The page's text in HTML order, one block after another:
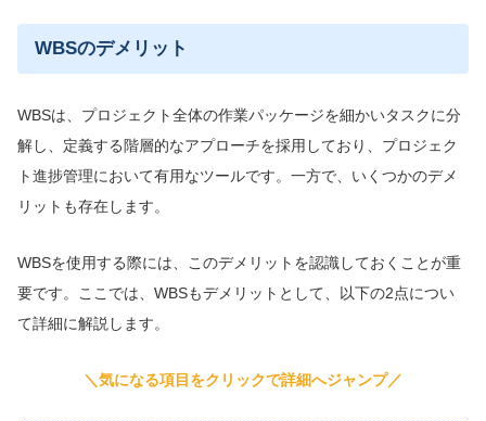
WBSのデメリット
WBSは、プロジェクト全体の作業パッケージを細かいタスクに分
解し、定義する階層的なアプローチを採用しており、プロジェク
ト進捗管理において有用なツールです。一方で、いくつかのデメ
リットも存在します。
WBSを使用する際には、このデメリットを認識しておくことが重
要です。ここでは、WBSもデメリットとして、以下の2点につい
て詳細に解説します。
＼気になる項目をクリックで詳細へジャンプ／